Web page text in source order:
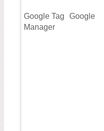
Google Tag
Manager
Google